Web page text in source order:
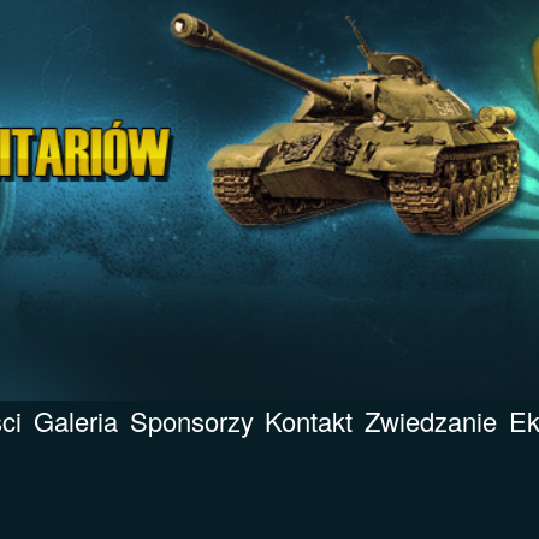
Galeria Sponsorzy Kontakt Zwiedzanie